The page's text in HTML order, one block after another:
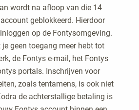
wordt na afloop van die 14
geblokkeerd. Hierdoor
op de Fontysomgeving.
geen toegang meer hebt tot
de Fontys e-mail, het Fontys
portals. Inschrijven voor
zoals tentamens, is ook niet
de achterstallige betaling is